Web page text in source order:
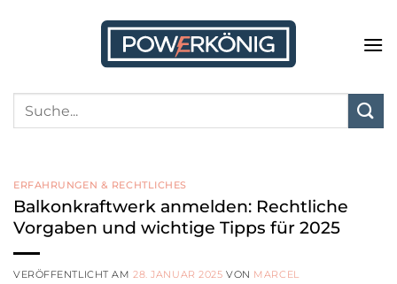
ERFAHRUNGEN & RECHTLICHES
Balkonkraftwerk anmelden: Rechtliche
Vorgaben und wichtige Tipps für 2025
VERÖFFENTLICHT AM28. JANUAR 2025 VON MARCEL